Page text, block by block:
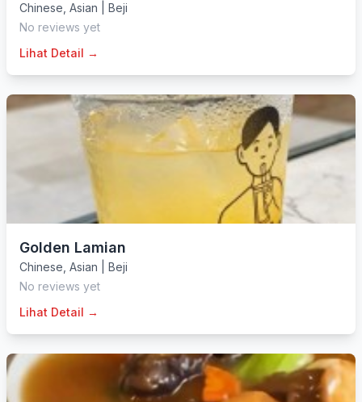
Chinese Asian
Beji
No reviews yet
Lihat Detail →
Golden Lamian
Chinese Asian
Beji
No reviews yet
Lihat Detail →